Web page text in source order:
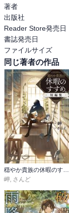
著者
出版社
Reader Store発売日
書誌発売日
ファイルサイズ
同じ著者の作品
穏やか貴族の休暇のすすめ。短編集
岬, さんど